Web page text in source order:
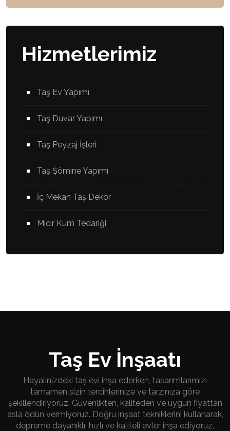
Hizmetlerimiz
Taş Ev Yapımı
Taş Duvar Yapımı
Taş Peyzaj İşleri
Taş Şömine Yapımı
İç Mekan Taş Dekor
Mıcır Kum Tedariği
Taş Ev İnşaatı
Hayalinizdeki taş evi inşa ederken, tasarımlarımızı
tamamen sizin tercihlerinize ve tarzınıza göre
şekillendiriyoruz. Güvenlikten, kaliteden ve uygun fiyattan
asla ödün vermiyoruz. Doğru inşaat tekniklerini kullanarak,
depreme dayanıklı, hızlı ve kaliteli evler inşa ediyoruz.